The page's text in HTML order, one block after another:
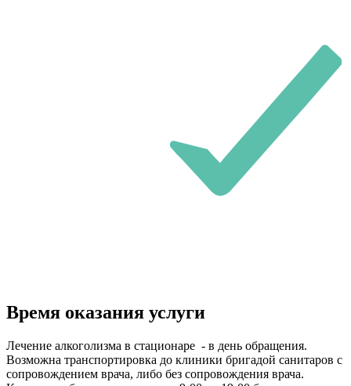
Время оказания услуги
Лечение алкоголизма в стационаре - в день обращения.
Возможна транспортировка до клиники бригадой санитаров с
сопровождением врача, либо без сопровождения врача.